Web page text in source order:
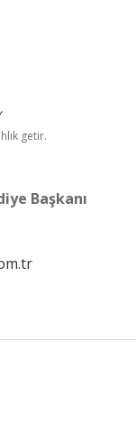
getir.
Başkanı